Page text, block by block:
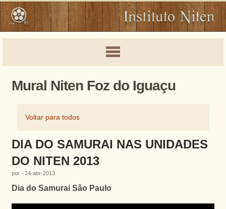
Mural Niten Foz do Iguaçu
Voltar para todos
DIA DO SAMURAI NAS UNIDADES
DO NITEN 2013
por - 24-abr-2013
Dia do Samurai São Paulo